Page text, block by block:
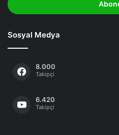
giriniz
Sosyal Medya
8.000
Takipçi
6.420
Takipçi